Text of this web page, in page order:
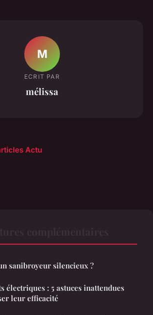
M
ECRIT PAR
mélissa
Actu
sanibroyeur silencieux ?
électriques : 5 astuces inattendues
leur efficacité